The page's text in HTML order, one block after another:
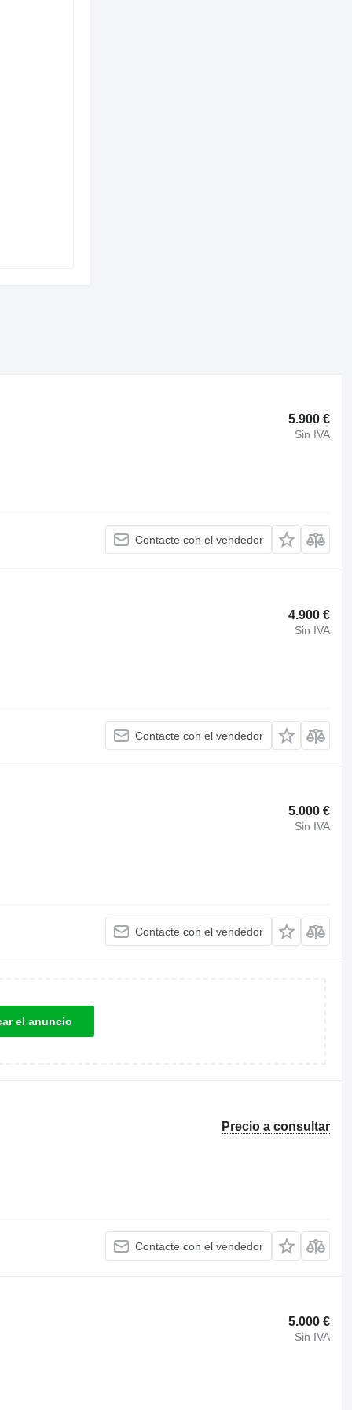
5.900 €
Sin IVA
Contacte con el vendedor
4.900 €
Sin IVA
Contacte con el vendedor
5.000 €
Sin IVA
Contacte con el vendedor
el anuncio
Precio a consultar
Contacte con el vendedor
5.000 €
Sin IVA